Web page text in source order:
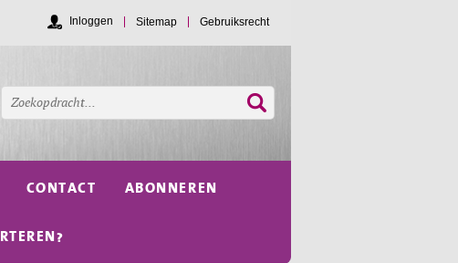
Sitemap Gebruiksrecht
Inloggen
CONTACT ABONNEREN